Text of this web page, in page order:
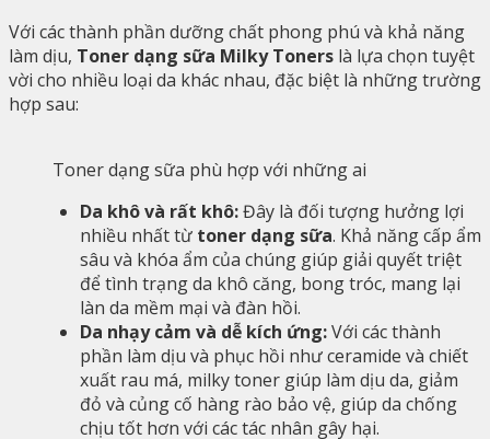
Với các thành phần dưỡng chất phong phú và khả năng
làm dịu, Toner dạng sữa Milky Toners là lựa chọn tuyệt
vời cho nhiều loại da khác nhau, đặc biệt là những trường
hợp sau:
Toner dạng sữa phù hợp với những ai
Da khô và rất khô:Đây là đối tượng hưởng lợi
nhiều nhất từ toner dạng sữa. Khả năng cấp ẩm
sâu và khóa ẩm của chúng giúp giải quyết triệt
để tình trạng da khô căng, bong tróc, mang lại
làn da mềm mại và đàn hồi.
Da nhạy cảm và dễ kích ứng:Với các thành
phần làm dịu và phục hồi như ceramide và chiết
xuất rau má, milky toner giúp làm dịu da, giảm
đỏ và củng cố hàng rào bảo vệ, giúp da chống
chịu tốt hơn với các tác nhân gây hại.